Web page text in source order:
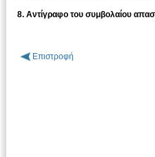
8. Αντίγραφο του συμβολαίου
Επιστροφή